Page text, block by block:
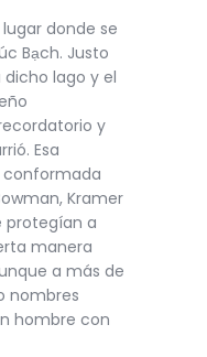
donde se
Bạch. Justo
lago y el
y
Esa
conformada
Kramer
protegían a
manera
a más de
nombres
hombre con